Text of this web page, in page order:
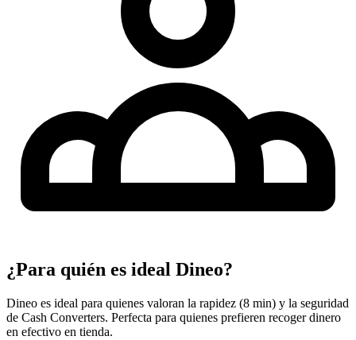
¿Para quién es ideal Dineo?
Dineo es ideal para quienes valoran la rapidez (8 min) y la seguridad
de Cash Converters. Perfecta para quienes prefieren recoger dinero
en efectivo en tienda.